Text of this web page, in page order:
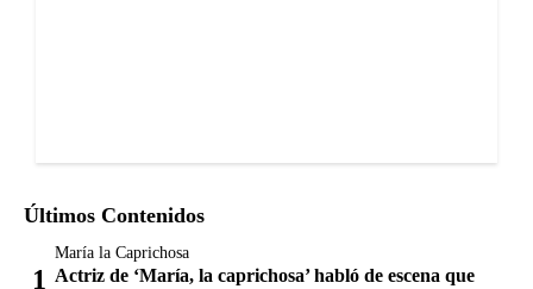
Últimos Contenidos
María la Caprichosa
Actriz de ‘María, la caprichosa’ habló de escena que